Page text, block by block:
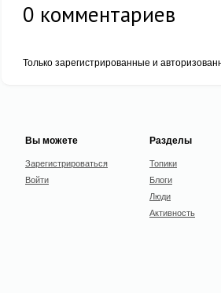
0 комментариев
Только зарегистрированные и
Вы можете
Зарегистрироваться
Войти
Разделы
Топики
Блоги
Люди
Активность